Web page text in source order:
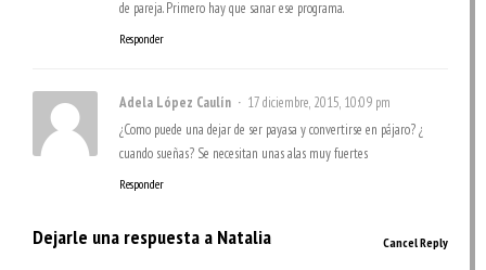
de pareja. Primero hay que sanar ese programa.
Responder
Adela López Caulín
17 diciembre, 2015, 10:09 pm
¿Como puede una dejar de ser payasa y convertirse en pájaro? ¿
cuando sueñas? Se necesitan unas alas muy fuertes
Responder
Dejarle una respuesta a Natalia Cancel Reply